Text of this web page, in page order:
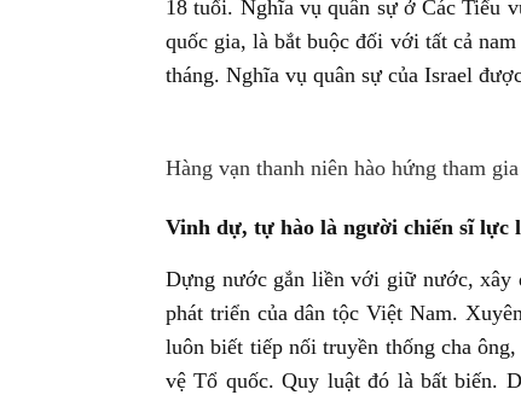
18 tuổi. Nghĩa vụ quân sự ở Các Tiểu
quốc gia, là bắt buộc đối với tất cả
tháng. Nghĩa vụ quân sự của Israel
Hàng vạn thanh niên hào hứng tham
Vinh dự, tự hào là người chiến sĩ lực
Dựng nước gắn liền với giữ nước, xây
phát triển của dân tộc Việt Nam.
luôn biết tiếp nối truyền thống cha
vệ Tổ quốc. Quy luật đó là bất biến.